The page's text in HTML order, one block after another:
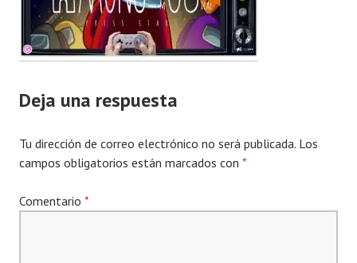
Deja una respuesta
Tu dirección de correo electrónico no será publicada. Los
campos obligatorios están marcados con *
Comentario *